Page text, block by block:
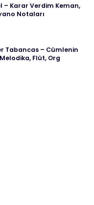
– Karar Verdim Keman,
Notaları
Tabancas – Cümlenin
Flüt, Org